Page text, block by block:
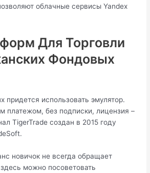
облачные сервисы Yandex
Для Торговли
Фондовых
придется использовать эмулятор.
платежом, без подписки, лицензия –
TigerTrade создан в 2015 году
новичок не всегда обращает
можно посоветовать